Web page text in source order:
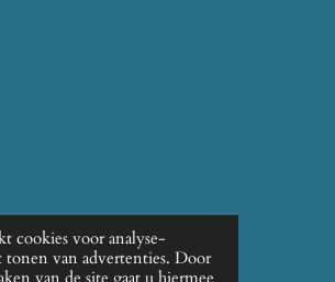
cookies voor analyse-
van advertenties. Door
van de site gaat u hiermee